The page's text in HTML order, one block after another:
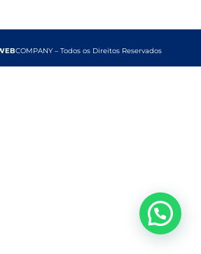
COMPANY – Todos os Direitos Reservados